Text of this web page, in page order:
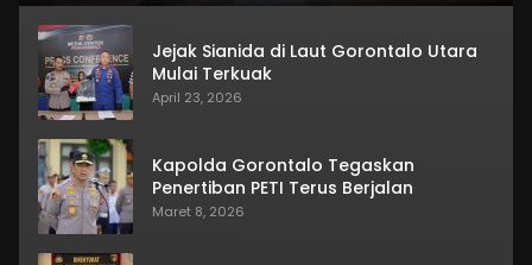
Jejak Sianida di Laut Gorontalo Utara
Mulai Terkuak
April 23, 2026
Kapolda Gorontalo Tegaskan
Penertiban PETI Terus Berjalan
Maret 8, 2026